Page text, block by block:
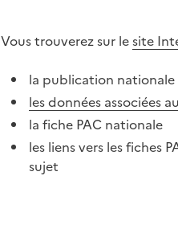
Vous trouverez sur lesite
la publication nationale
les données associées
la fiche PAC nationale
les liens vers les fiches
sujet